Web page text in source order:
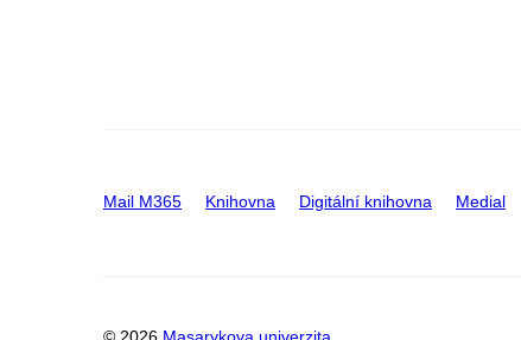
Mail M365 Knihovna Digitální knihovna Medial
© 2026 Masarykova univerzita